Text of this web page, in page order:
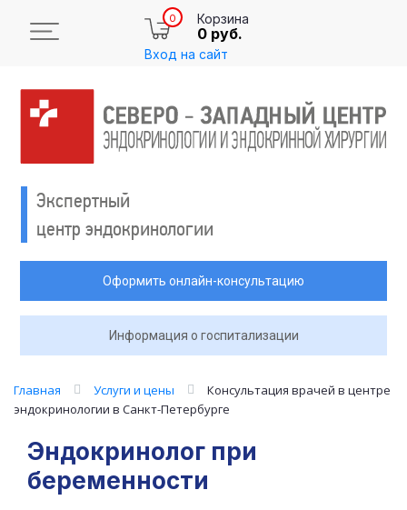
0 Корзина
0 руб.
Вход на сайт
Экспертный
центр эндокринологии
Оформить онлайн-консультацию
Информация о госпитализации
Главная Услуги и цены
Консультация врачей в центре
эндокринологии в Санкт-Петербурге
Эндокринолог при
беременности